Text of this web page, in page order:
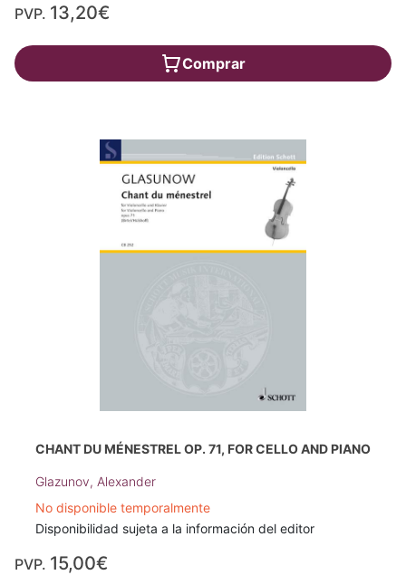
PVP. 13,20€
Comprar
CHANT DU MÉNESTREL OP. 71, FOR CELLO AND PIANO
Glazunov, Alexander
No disponible temporalmente
Disponibilidad sujeta a la información del editor
PVP. 15,00€